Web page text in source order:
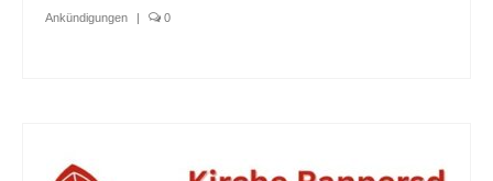
Ankündigungen | 0